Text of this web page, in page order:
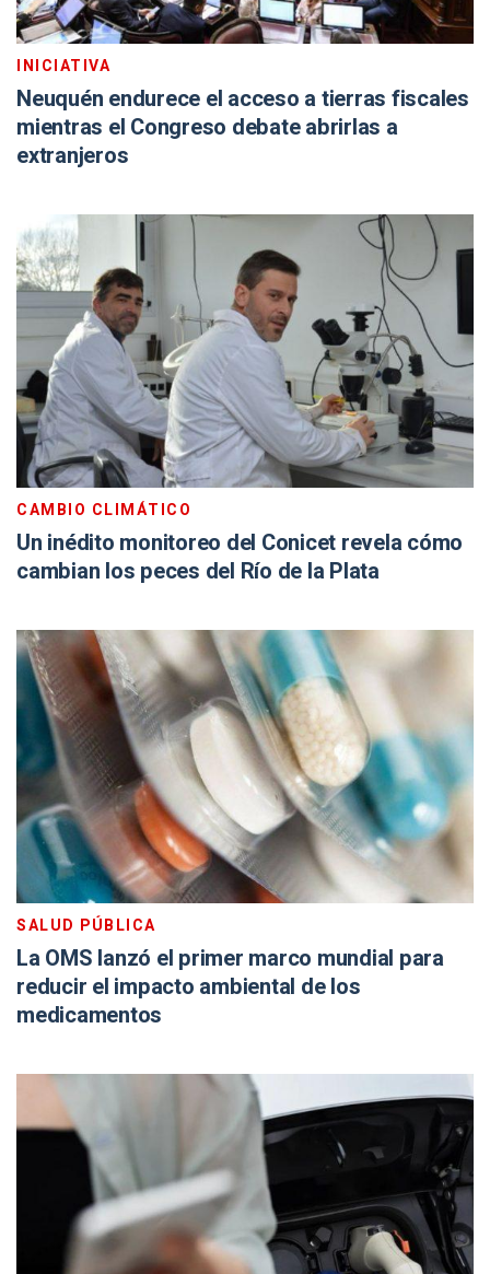
INICIATIVA
Neuquén endurece el acceso a tierras fiscales
mientras el Congreso debate abrirlas a
extranjeros
CAMBIO CLIMÁTICO
Un inédito monitoreo del Conicet revela cómo
cambian los peces del Río de la Plata
SALUD PÚBLICA
La OMS lanzó el primer marco mundial para
reducir el impacto ambiental de los
medicamentos